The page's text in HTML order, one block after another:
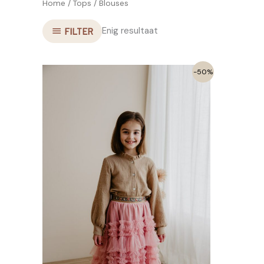
Home / Tops / Blouses
FILTER Enig resultaat
-50%